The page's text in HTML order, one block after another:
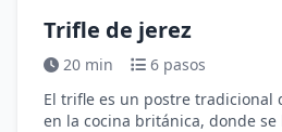
Trifle de jerez
20 min
6 pasos
El trifle es un postre tradicional
en la cocina británica, donde